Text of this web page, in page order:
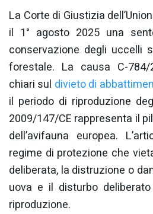
La Corte di Giustizia
il 1° agosto 2025 una
conservazione degli uccelli
forestale. La causa C-
chiari sul divieto di
il periodo di riproduzione
2009/147/CE rappresenta il
dell’avifauna europea.
regime di protezione che
deliberata, la distruzione o
uova e il disturbo
riproduzione.